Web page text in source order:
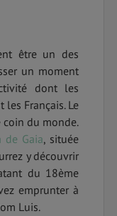
être un des
un moment
dont les
les Français. Le
coin du monde.
de Gaia, située
y découvrir
du 18ème
emprunter à
Luis.